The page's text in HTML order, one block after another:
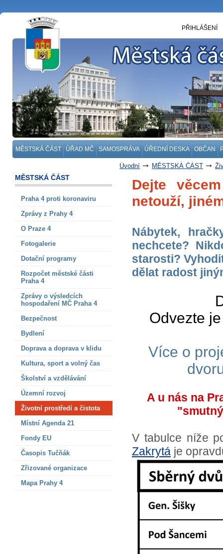
MĚSTSKÁ ČÁST ÚŘAD MČ SAMOSPRÁVA ÚŘEDNÍ DESKA OBČAN
PŘIHLÁŠENÍ
Úvodní MĚSTSKÁ ČÁST
MĚSTSKÁ ČÁST
Praha 4 proti koronaviru
Zprávy z Prahy 4
O Praze 4
Fotogalerie
Dotační programy
Rozpočet městské části
Praha 4
Zprávy o výsledcích
hospodaření MČ Praha 4
Bezpečnost
Bydlení
Doprava a doprava v klidu
Kultura, sport a volný čas
Školství a vzdělávání
Územní rozvoj
Životní prostředí a čistota
Místní Agenda 21
Fondy EU
Časopis Tučňák
Zřizované organizace
Mapa Prahy 4
Dejte
netouží,
Nábytek,
nechcete?
starosti?
dělat radost
Odvezte
Více o
A u nás na
V tabulce níže
Zakrytá je